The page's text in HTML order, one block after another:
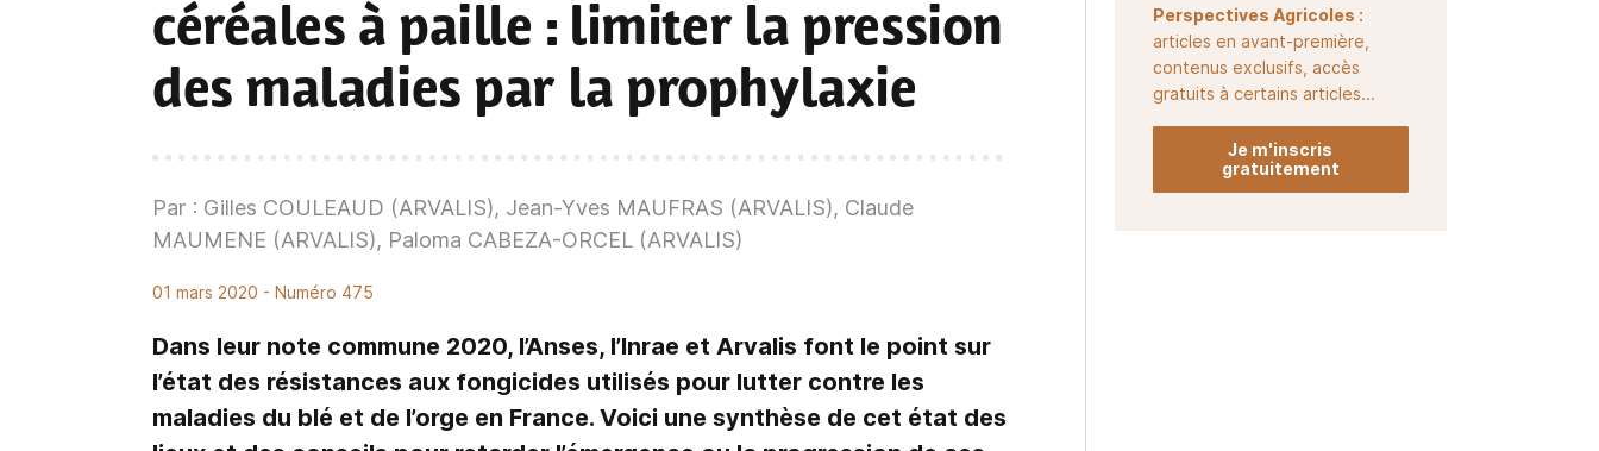
céréales à paille : limiter la pression
des maladies par la prophylaxie
Par : Gilles COULEAUD (ARVALIS), Jean-Yves MAUFRAS (ARVALIS), Claude
MAUMENE (ARVALIS), Paloma CABEZA-ORCEL (ARVALIS)
01 mars 2020 - Numéro 475
Dans leur note commune 2020, l’Anses, l’Inrae et Arvalis font le point sur
l’état des résistances aux fongicides utilisés pour lutter contre les
maladies du blé et de l’orge en France. Voici une synthèse de cet état des
Perspectives Agricoles :
articles en avant-première,
contenus exclusifs, accès
gratuits à certains articles...
Je m'inscris
gratuitement